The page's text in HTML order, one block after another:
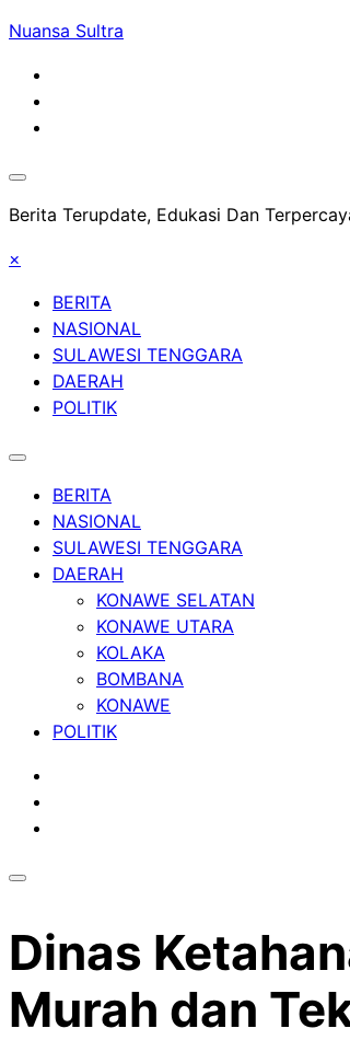
Skip
content
Nuansa Sultra
Berita Terupdate, Edukasi Dan
×
BERITA
NASIONAL
SULAWESI TENGGARA
DAERAH
POLITIK
BERITA
NASIONAL
SULAWESI TENGGARA
DAERAH
KONAWE SELATAN
KONAWE UTARA
KOLAKA
BOMBANA
KONAWE
POLITIK
Dinas
Murah dan